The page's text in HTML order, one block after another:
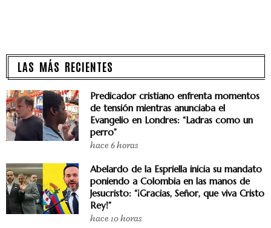
LAS MÁS RECIENTES
Predicador cristiano enfrenta momentos
de tensión mientras anunciaba el
Evangelio en Londres: “Ladras como un
perro”
hace 6 horas
Abelardo de la Espriella inicia su mandato
poniendo a Colombia en las manos de
Jesucristo: “¡Gracias, Señor, que viva Cristo
Rey!”
hace 10 horas